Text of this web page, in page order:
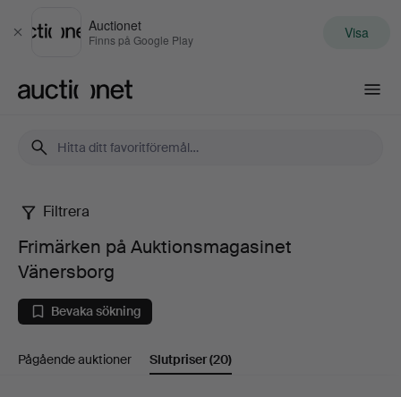
Stäng
Auctionet
Finns på Google Play Visa
Frimärken
på
Auktionsmagasinet
Vänersborg
Filtrera
Frimärken på Auktionsmagasinet
Vänersborg
Bevaka sökning
Pågående auktioner Slutpriser(20)